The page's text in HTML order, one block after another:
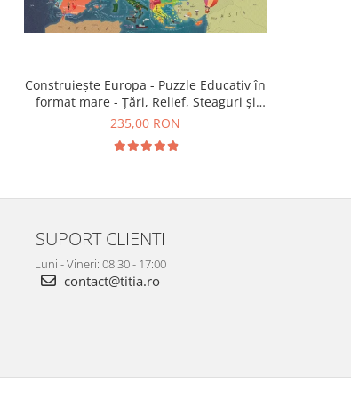
Construiește Europa - Puzzle Educativ în
format mare - Țări, Relief, Steaguri și
Obiective Turistice
235,00 RON
SUPORT CLIENTI
Luni - Vineri: 08:30 - 17:00
contact@titia.ro